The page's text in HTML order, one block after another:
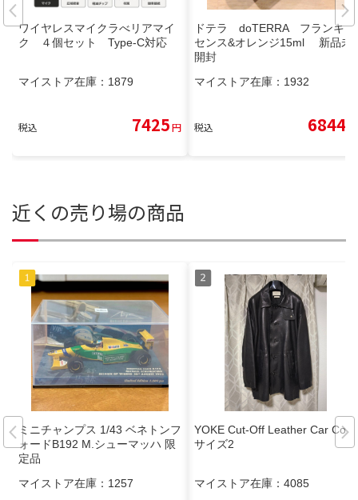
ワイヤレスマイクラべリアマイ
ク ４個セット Type-C対応
マイストア在庫： 1879
税込 7425円
ドテラ doTERRA フランキン
センス&オレンジ15ml 新品未
開封
マイストア在庫： 1932
税込 6844
近くの売り場の商品
ミニチャンプス 1/43 ベネトンフ
ォードB192 M.シューマッハ 限
定品
マイストア在庫： 1257
YOKE Cut-Off Leather Car Coat
サイズ2
マイストア在庫： 4085